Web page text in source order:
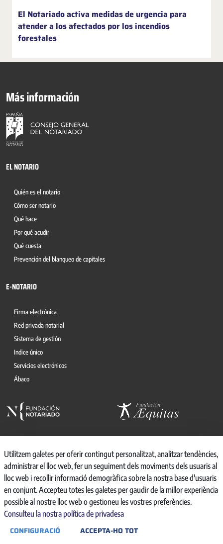
El Notariado activa medidas de urgencia para
atender a los afectados por los incendios
forestales
Más información
EL NOTARIO
Quién es el notario
Cómo ser notario
Qué hace
Por qué acudir
Qué cuesta
Prevención del blanqueo de capitales
E-NOTARIO
Firma electrónica
Red privada notarial
Sistema de gestión
Indice único
Servicios electrónicos
Ábaco
© 2026, CONSEJO GENERAL DEL NOTARIO
CANAL INTERNO DE INFORMACIÓN
REGISTRO DE ACTIVIDADES DE TRATAMIENTO
AVISO LEGAL
POLÍTICA DE PRIVACIDAD
POLÍTICA DE COOKIES
Utilitzem galetes per oferir contingut personalitzat, analitzar tendències,
administrar el lloc web, fer un seguiment dels moviments dels usuaris al
lloc web i recollir informació demogràfica sobre la nostra base d'usuaris
en conjunt. Accepteu totes les galetes per gaudir de la millor experiència
possible al nostre lloc web o gestioneu les vostres preferències.
Consulteu la nostra política de privadesa
CONFIGURACIÓ
ACCEPTA-HO TOT